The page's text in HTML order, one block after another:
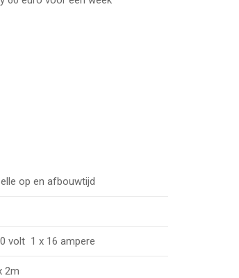
op en afbouwtijd
volt 1 x 16 ampere
2m